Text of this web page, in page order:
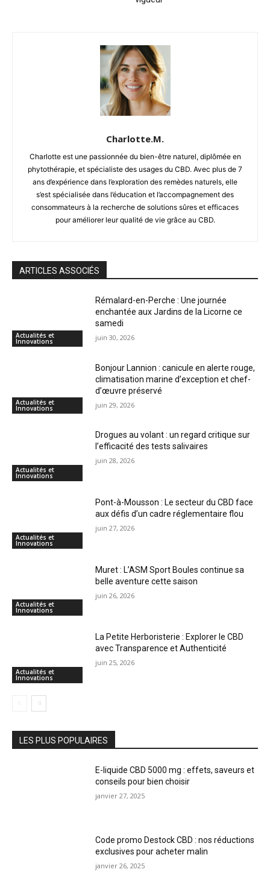
Charlotte.M.
Charlotte est une passionnée du bien-être naturel, diplômée en
phytothérapie, et spécialiste des usages du CBD. Avec plus de 7
ans d’expérience dans l’exploration des remèdes naturels, elle
s’est spécialisée dans l’éducation et l’accompagnement des
consommateurs à la recherche de solutions sûres et efficaces
pour améliorer leur qualité de vie grâce au CBD.
ARTICLES ASSOCIÉS
Actualités et
Innovations
Rémalard-en-Perche : Une journée
enchantée aux Jardins de la Licorne ce
samedi
juin 30, 2026
Actualités et
Innovations
Bonjour Lannion : canicule en alerte rouge,
climatisation marine d’exception et chef-
d’œuvre préservé
juin 29, 2026
Actualités et
Innovations
Drogues au volant : un regard critique sur
l’efficacité des tests salivaires
juin 28, 2026
Actualités et
Innovations
Pont-à-Mousson : Le secteur du CBD face
aux défis d’un cadre réglementaire flou
juin 27, 2026
Actualités et
Innovations
Muret : L’ASM Sport Boules continue sa
belle aventure cette saison
juin 26, 2026
Actualités et
Innovations
La Petite Herboristerie : Explorer le CBD
avec Transparence et Authenticité
juin 25, 2026
LES PLUS POPULAIRES
E-liquide CBD 5000 mg : effets, saveurs et
conseils pour bien choisir
janvier 27, 2025
Code promo Destock CBD : nos réductions
exclusives pour acheter malin
janvier 26, 2025